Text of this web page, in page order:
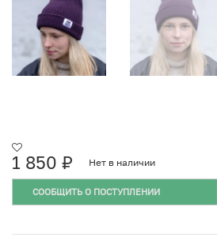
1 850 ₽ Нет в наличии
СООБЩИТЬ О ПОСТУПЛЕНИИ